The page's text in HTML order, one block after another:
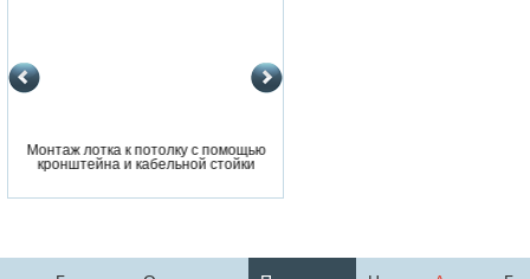
Монтаж лотка к потолку с помощью
кронштейна и кабельной стойки